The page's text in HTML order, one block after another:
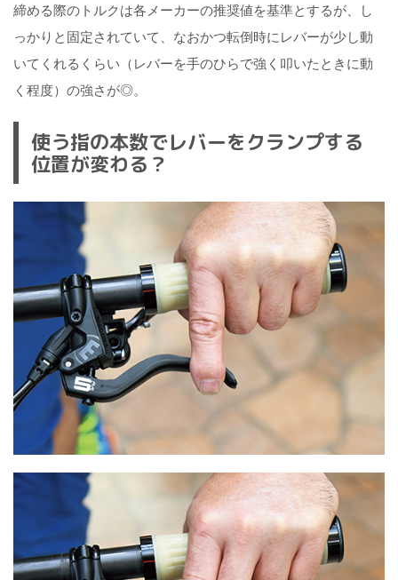
締める際のトルクは各メーカーの推奨値を基準とするが、し
っかりと固定されていて、なおかつ転倒時にレバーが少し動
いてくれるくらい（レバーを手のひらで強く叩いたときに動
く程度）の強さが◎。
使う指の本数でレバーをクランプする
位置が変わる？